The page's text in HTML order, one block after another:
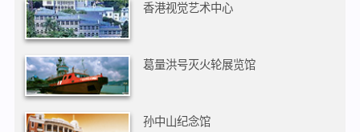
香港视觉艺术中心
葛量洪号灭火轮展览馆
孙中山纪念馆